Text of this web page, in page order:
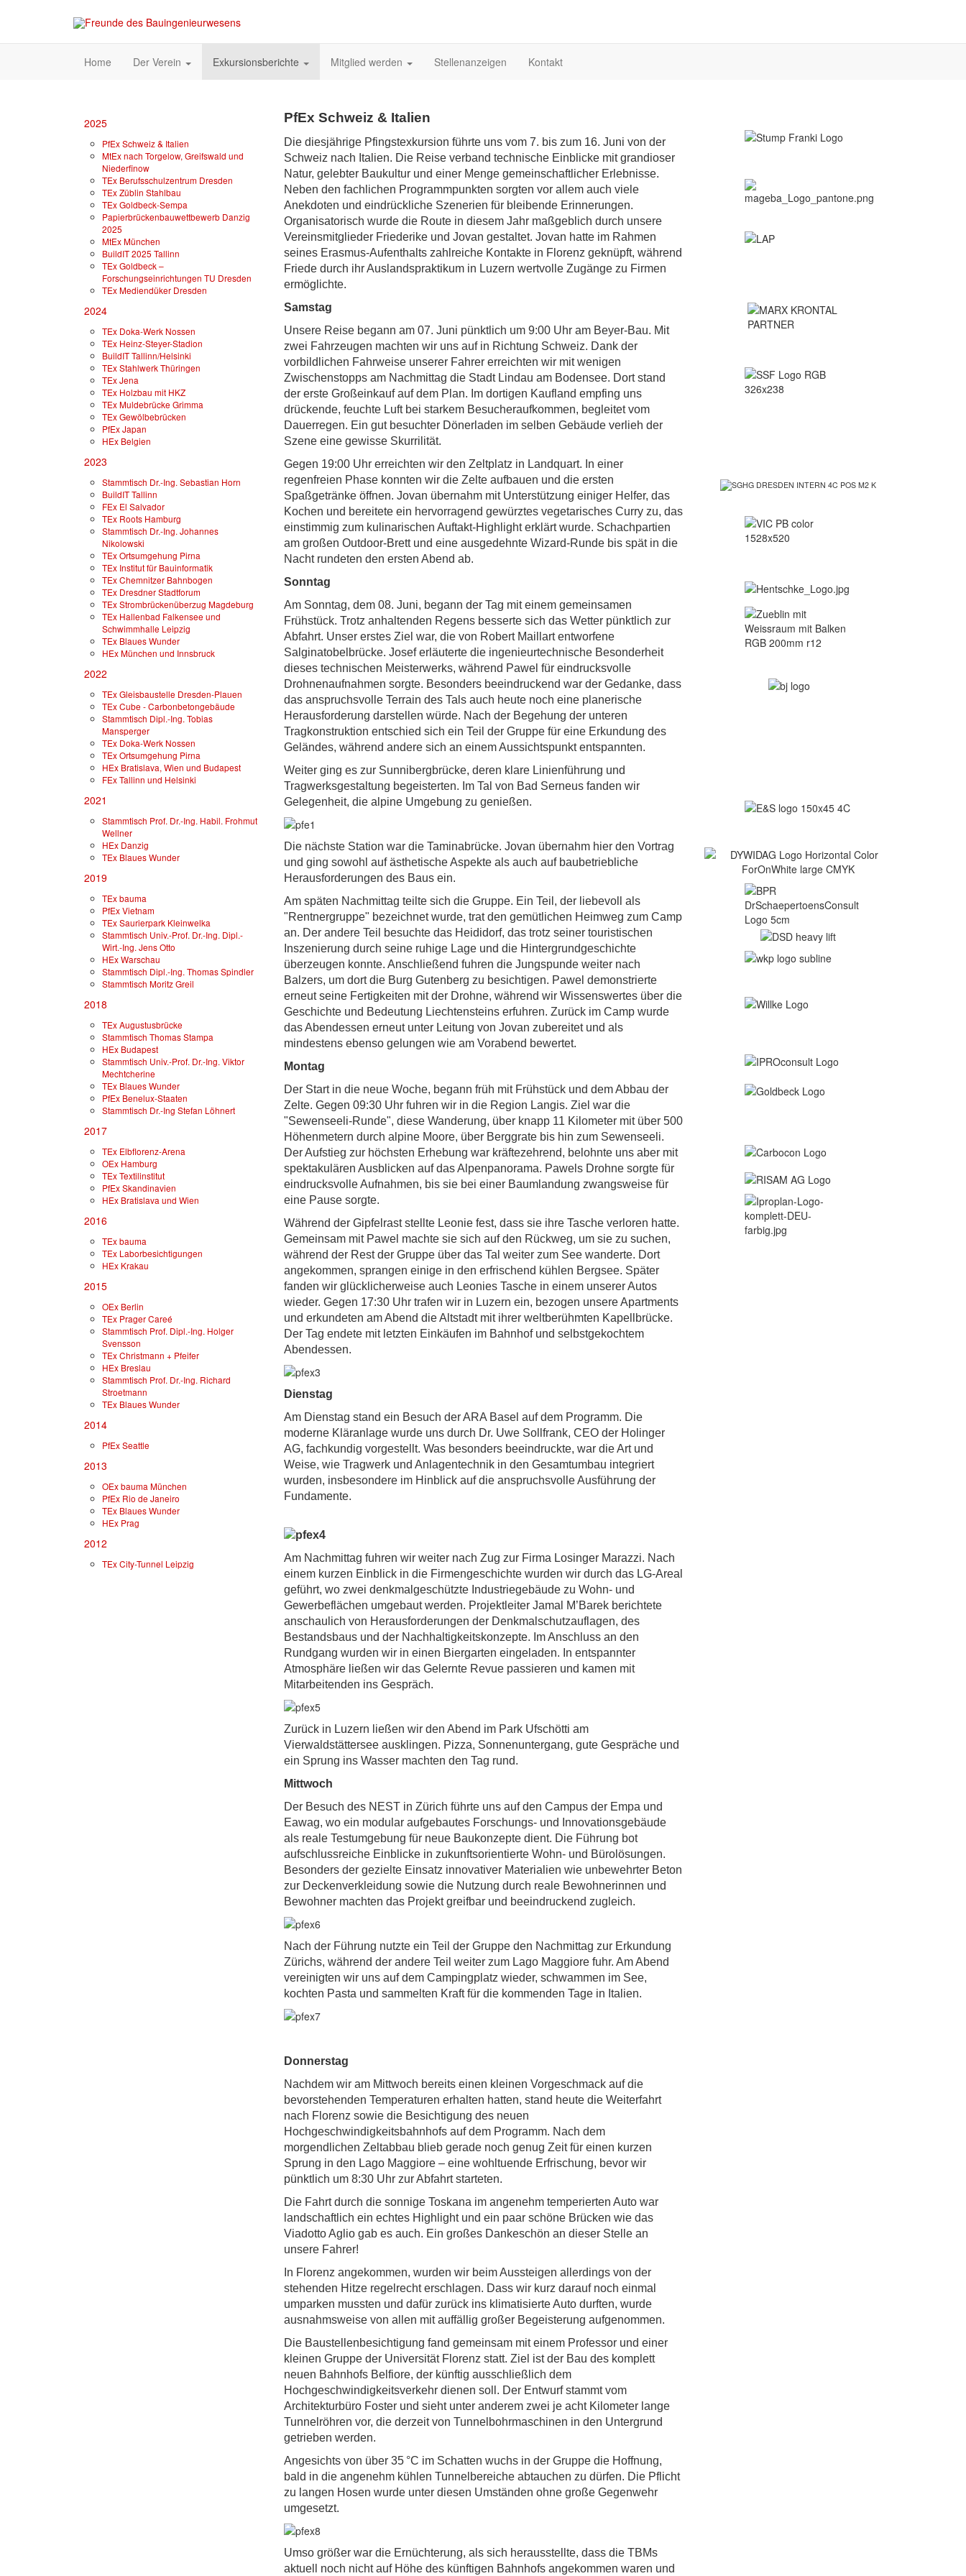
Home Der Verein Exkursionsberichte Mitglied werden Stellenanzeigen Kontakt
PfEx Schweiz & Italien
Die diesjährige Pfingstexkursion führte uns vom 7. bis zum 16. Juni von der
Schweiz nach Italien. Die Reise verband technische Einblicke mit grandioser
Natur, gelebter Baukultur und einer Menge gemeinschaftlicher Erlebnisse.
Neben den fachlichen Programmpunkten sorgten vor allem auch viele
Anekdoten und eindrückliche Szenerien für bleibende Erinnerungen.
Organisatorisch wurde die Route in diesem Jahr maßgeblich durch unsere
Vereinsmitglieder Friederike und Jovan gestaltet. Jovan hatte im Rahmen
seines Erasmus-Aufenthalts zahlreiche Kontakte in Florenz geknüpft, während
Friede durch ihr Auslandspraktikum in Luzern wertvolle Zugänge zu Firmen
ermöglichte.
Samstag
Unsere Reise begann am 07. Juni pünktlich um 9:00 Uhr am Beyer-Bau. Mit
zwei Fahrzeugen machten wir uns auf in Richtung Schweiz. Dank der
vorbildlichen Fahrweise unserer Fahrer erreichten wir mit wenigen
Zwischenstopps am Nachmittag die Stadt Lindau am Bodensee. Dort stand
der erste Großeinkauf auf dem Plan. Im dortigen Kaufland empfing uns
drückende, feuchte Luft bei starkem Besucheraufkommen, begleitet vom
Dauerregen. Ein gut besuchter Dönerladen im selben Gebäude verlieh der
Szene eine gewisse Skurrilität.
Gegen 19:00 Uhr erreichten wir den Zeltplatz in Landquart. In einer
regenfreien Phase konnten wir die Zelte aufbauen und die ersten
Spaßgetränke öffnen. Jovan übernahm mit Unterstützung einiger Helfer, das
Kochen und bereitete ein hervorragend gewürztes vegetarisches Curry zu, das
einstimmig zum kulinarischen Auftakt-Highlight erklärt wurde. Schachpartien
am großen Outdoor-Brett und eine ausgedehnte Wizard-Runde bis spät in die
Nacht rundeten den ersten Abend ab.
Sonntag
Am Sonntag, dem 08. Juni, begann der Tag mit einem gemeinsamen
Frühstück. Trotz anhaltenden Regens besserte sich das Wetter pünktlich zur
Abfahrt. Unser erstes Ziel war, die von Robert Maillart entworfene
Salginatobelbrücke. Josef erläuterte die ingenieurtechnische Besonderheit
dieses technischen Meisterwerks, während Pawel für eindrucksvolle
Drohnenaufnahmen sorgte. Besonders beeindruckend war der Gedanke, dass
das anspruchsvolle Terrain des Tals auch heute noch eine planerische
Herausforderung darstellen würde. Nach der Begehung der unteren
Tragkonstruktion entschied sich ein Teil der Gruppe für eine Erkundung des
Geländes, während andere sich an einem Aussichtspunkt entspannten.
Weiter ging es zur Sunnibergbrücke, deren klare Linienführung und
Tragwerksgestaltung begeisterten. Im Tal von Bad Serneus fanden wir
Gelegenheit, die alpine Umgebung zu genießen.
Die nächste Station war die Taminabrücke. Jovan übernahm hier den Vortrag
und ging sowohl auf ästhetische Aspekte als auch auf baubetriebliche
Herausforderungen des Baus ein.
Am späten Nachmittag teilte sich die Gruppe. Ein Teil, der liebevoll als
"Rentnergruppe" bezeichnet wurde, trat den gemütlichen Heimweg zum Camp
an. Der andere Teil besuchte das Heididorf, das trotz seiner touristischen
Inszenierung durch seine ruhige Lage und die Hintergrundgeschichte
überzeugen konnte. Anschließend fuhren die Jungspunde weiter nach
Balzers, um dort die Burg Gutenberg zu besichtigen. Pawel demonstrierte
erneut seine Fertigkeiten mit der Drohne, während wir Wissenswertes über die
Geschichte und Bedeutung Liechtensteins erfuhren. Zurück im Camp wurde
das Abendessen erneut unter Leitung von Jovan zubereitet und als
mindestens ebenso gelungen wie am Vorabend bewertet.
Montag
Der Start in die neue Woche, begann früh mit Frühstück und dem Abbau der
Zelte. Gegen 09:30 Uhr fuhren wir in die Region Langis. Ziel war die
"Sewenseeli-Runde", diese Wanderung, über knapp 11 Kilometer mit über 500
Höhenmetern durch alpine Moore, über Berggrate bis hin zum Sewenseeli.
Der Aufstieg zur höchsten Erhebung war kräftezehrend, belohnte uns aber mit
spektakulären Ausblicken auf das Alpenpanorama. Pawels Drohne sorgte für
eindrucksvolle Aufnahmen, bis sie bei einer Baumlandung zwangsweise für
eine Pause sorgte.
Während der Gipfelrast stellte Leonie fest, dass sie ihre Tasche verloren hatte.
Gemeinsam mit Pawel machte sie sich auf den Rückweg, um sie zu suchen,
während der Rest der Gruppe über das Tal weiter zum See wanderte. Dort
angekommen, sprangen einige in den erfrischend kühlen Bergsee. Später
fanden wir glücklicherweise auch Leonies Tasche in einem unserer Autos
wieder. Gegen 17:30 Uhr trafen wir in Luzern ein, bezogen unsere Apartments
und erkundeten am Abend die Altstadt mit ihrer weltberühmten Kapellbrücke.
Der Tag endete mit letzten Einkäufen im Bahnhof und selbstgekochtem
Abendessen.
Dienstag
Am Dienstag stand ein Besuch der ARA Basel auf dem Programm. Die
moderne Kläranlage wurde uns durch Dr. Uwe Sollfrank, CEO der Holinger
AG, fachkundig vorgestellt. Was besonders beeindruckte, war die Art und
Weise, wie Tragwerk und Anlagentechnik in den Gesamtumbau integriert
wurden, insbesondere im Hinblick auf die anspruchsvolle Ausführung der
Fundamente.
Am Nachmittag fuhren wir weiter nach Zug zur Firma Losinger Marazzi. Nach
einem kurzen Einblick in die Firmengeschichte wurden wir durch das LG-Areal
geführt, wo zwei denkmalgeschützte Industriegebäude zu Wohn- und
Gewerbeflächen umgebaut werden. Projektleiter Jamal M’Barek berichtete
anschaulich von Herausforderungen der Denkmalschutzauflagen, des
Bestandsbaus und der Nachhaltigkeitskonzepte. Im Anschluss an den
Rundgang wurden wir in einen Biergarten eingeladen. In entspannter
Atmosphäre ließen wir das Gelernte Revue passieren und kamen mit
Mitarbeitenden ins Gespräch.
Zurück in Luzern ließen wir den Abend im Park Ufschötti am
Vierwaldstättersee ausklingen. Pizza, Sonnenuntergang, gute Gespräche und
ein Sprung ins Wasser machten den Tag rund.
Mittwoch
Der Besuch des NEST in Zürich führte uns auf den Campus der Empa und
Eawag, wo ein modular aufgebautes Forschungs- und Innovationsgebäude
als reale Testumgebung für neue Baukonzepte dient. Die Führung bot
aufschlussreiche Einblicke in zukunftsorientierte Wohn- und Bürolösungen.
Besonders der gezielte Einsatz innovativer Materialien wie unbewehrter Beton
zur Deckenverkleidung sowie die Nutzung durch reale Bewohnerinnen und
Bewohner machten das Projekt greifbar und beeindruckend zugleich.
Nach der Führung nutzte ein Teil der Gruppe den Nachmittag zur Erkundung
Zürichs, während der andere Teil weiter zum Lago Maggiore fuhr. Am Abend
vereinigten wir uns auf dem Campingplatz wieder, schwammen im See,
kochten Pasta und sammelten Kraft für die kommenden Tage in Italien.
Donnerstag
Nachdem wir am Mittwoch bereits einen kleinen Vorgeschmack auf die
bevorstehenden Temperaturen erhalten hatten, stand heute die Weiterfahrt
nach Florenz sowie die Besichtigung des neuen
Hochgeschwindigkeitsbahnhofs auf dem Programm. Nach dem
morgendlichen Zeltabbau blieb gerade noch genug Zeit für einen kurzen
Sprung in den Lago Maggiore – eine wohltuende Erfrischung, bevor wir
pünktlich um 8:30 Uhr zur Abfahrt starteten.
Die Fahrt durch die sonnige Toskana im angenehm temperierten Auto war
landschaftlich ein echtes Highlight und ein paar schöne Brücken wie das
Viadotto Aglio gab es auch. Ein großes Dankeschön an dieser Stelle an
unsere Fahrer!
In Florenz angekommen, wurden wir beim Aussteigen allerdings von der
stehenden Hitze regelrecht erschlagen. Dass wir kurz darauf noch einmal
umparken mussten und dafür zurück ins klimatisierte Auto durften, wurde
ausnahmsweise von allen mit auffällig großer Begeisterung aufgenommen.
Die Baustellenbesichtigung fand gemeinsam mit einem Professor und einer
kleinen Gruppe der Universität Florenz statt. Ziel ist der Bau des komplett
neuen Bahnhofs Belfiore, der künftig ausschließlich dem
Hochgeschwindigkeitsverkehr dienen soll. Der Entwurf stammt vom
Architekturbüro Foster und sieht unter anderem zwei je acht Kilometer lange
Tunnelröhren vor, die derzeit von Tunnelbohrmaschinen in den Untergrund
getrieben werden.
Angesichts von über 35 °C im Schatten wuchs in der Gruppe die Hoffnung,
bald in die angenehm kühlen Tunnelbereiche abtauchen zu dürfen. Die Pflicht
zu langen Hosen wurde unter diesen Umständen ohne große Gegenwehr
umgesetzt.
Umso größer war die Ernüchterung, als sich herausstellte, dass die TBMs
aktuell noch nicht auf Höhe des künftigen Bahnhofs angekommen waren und
2025
PfEx Schweiz & Italien
MtEx nach Torgelow, Greifswald und
Niederfinow
TEx Berufsschulzentrum Dresden
TEx Züblin Stahlbau
TEx Goldbeck-Sempa
Papierbrückenbauwettbewerb Danzig
2025
MtEx München
BuildIT 2025 Tallinn
TEx Goldbeck –
Forschungseinrichtungen TU Dresden
TEx Mediendüker Dresden
2024
TEx Doka-Werk Nossen
TEx Heinz-Steyer-Stadion
BuildIT Tallinn/Helsinki
TEx Stahlwerk Thüringen
TEx Jena
TEx Holzbau mit HKZ
TEx Muldebrücke Grimma
TEx Gewölbebrücken
PfEx Japan
HEx Belgien
2023
Stammtisch Dr.-Ing. Sebastian Horn
BuildIT Tallinn
FEx El Salvador
TEx Roots Hamburg
Stammtisch Dr.-Ing. Johannes
Nikolowski
TEx Ortsumgehung Pirna
TEx Institut für Bauinformatik
TEx Chemnitzer Bahnbogen
TEx Dresdner Stadtforum
TEx Strombrückenüberzug Magdeburg
TEx Hallenbad Falkensee und
Schwimmhalle Leipzig
TEx Blaues Wunder
HEx München und Innsbruck
2022
TEx Gleisbaustelle Dresden-Plauen
TEx Cube - Carbonbetongebäude
Stammtisch Dipl.-Ing. Tobias
Mansperger
TEx Doka-Werk Nossen
TEx Ortsumgehung Pirna
HEx Bratislava, Wien und Budapest
FEx Tallinn und Helsinki
2021
Stammtisch Prof. Dr.-Ing. Habil. Frohmut
Wellner
HEx Danzig
TEx Blaues Wunder
2019
TEx bauma
PfEx Vietnam
TEx Saurierpark Kleinwelka
Stammtisch Univ.-Prof. Dr.-Ing. Dipl.-
Wirt.-Ing. Jens Otto
HEx Warschau
Stammtisch Dipl.-Ing. Thomas Spindler
Stammtisch Moritz Greil
2018
TEx Augustusbrücke
Stammtisch Thomas Stampa
HEx Budapest
Stammtisch Univ.-Prof. Dr.-Ing. Viktor
Mechtcherine
TEx Blaues Wunder
PfEx Benelux-Staaten
Stammtisch Dr.-Ing Stefan Löhnert
2017
TEx Elbflorenz-Arena
OEx Hamburg
TEx Textilinstitut
PfEx Skandinavien
HEx Bratislava und Wien
2016
TEx bauma
TEx Laborbesichtigungen
HEx Krakau
2015
OEx Berlin
TEx Prager Careé
Stammtisch Prof. Dipl.-Ing. Holger
Svensson
TEx Christmann + Pfeifer
HEx Breslau
Stammtisch Prof. Dr.-Ing. Richard
Stroetmann
TEx Blaues Wunder
2014
PfEx Seattle
2013
OEx bauma München
PfEx Rio de Janeiro
TEx Blaues Wunder
HEx Prag
2012
TEx City-Tunnel Leipzig